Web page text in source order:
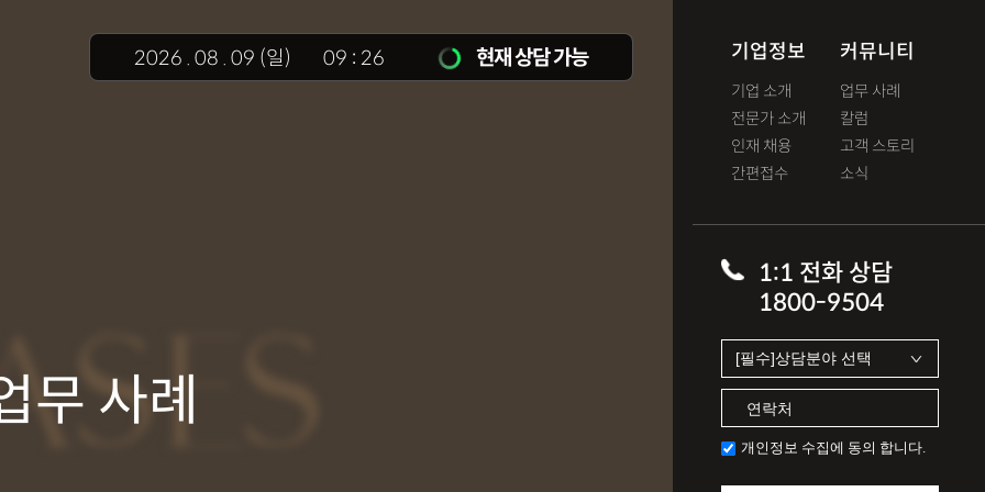
2026 . 08 . 09 (일) 09 26 현재 상담 가능 기업정보
기업 소개
전문가 소개
인재 채용
간편접수
커뮤니티
업무 사례
칼럼
고객 스토리
소식
1:1 전화 상담
1800-9504
개인정보 수집에 동의 합니다.
무 사례